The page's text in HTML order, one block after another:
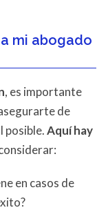
mi abogado
, es importante
de
posible.Aquí hay
en casos de